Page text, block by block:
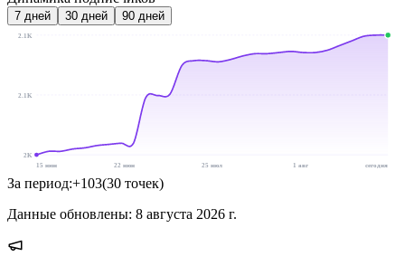
7 дней 30 дней 90 дней
2.1K
2.1K
2K
15 июн
22 июн 25 июл 1 авг сегодня
За период:+103(30 точек)
Данные обновлены: 8 августа 2026 г.